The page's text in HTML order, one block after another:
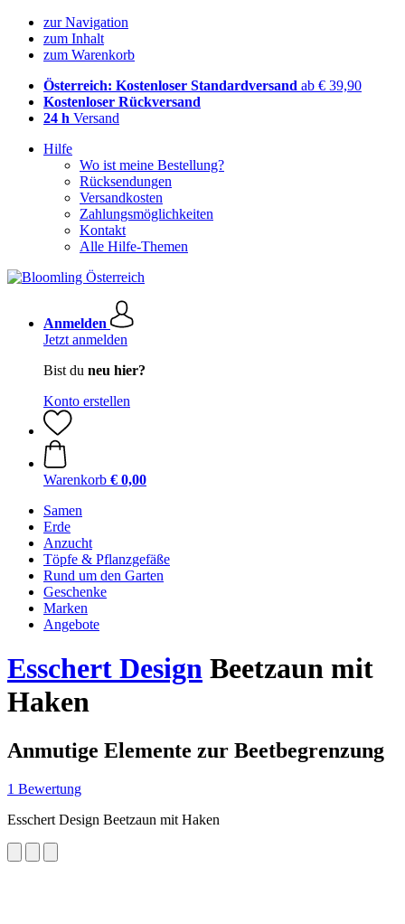
zur Navigation
zum Inhalt
zum Warenkorb
Österreich: Kostenloser Standardversand ab € 39,90
Kostenloser Rückversand
24 h Versand
Hilfe
Wo ist meine Bestellung?
Rücksendungen
Versandkosten
Zahlungsmöglichkeiten
Kontakt
Alle Hilfe-Themen
Anmelden
Jetzt anmelden
Bist du neu hier?
Konto erstellen
Warenkorb € 0,00
Samen
Erde
Anzucht
Töpfe & Pflanzgefäße
Rund um den Garten
Geschenke
Marken
Angebote
Esschert Design Beetzaun mit
Haken
Anmutige Elemente zur Beetbegrenzung
1 Bewertung
Esschert Design Beetzaun mit Haken